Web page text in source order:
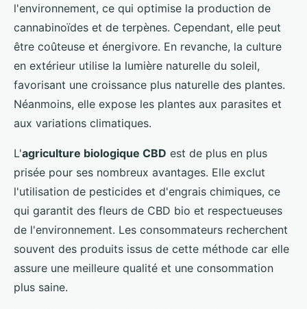
l'environnement, ce qui optimise la production de
cannabinoïdes et de terpènes. Cependant, elle peut
être coûteuse et énergivore. En revanche, la culture
en extérieur utilise la lumière naturelle du soleil,
favorisant une croissance plus naturelle des plantes.
Néanmoins, elle expose les plantes aux parasites et
aux variations climatiques.
L'agriculture biologique CBD est de plus en plus
prisée pour ses nombreux avantages. Elle exclut
l'utilisation de pesticides et d'engrais chimiques, ce
qui garantit des fleurs de CBD bio et respectueuses
de l'environnement. Les consommateurs recherchent
souvent des produits issus de cette méthode car elle
assure une meilleure qualité et une consommation
plus saine.